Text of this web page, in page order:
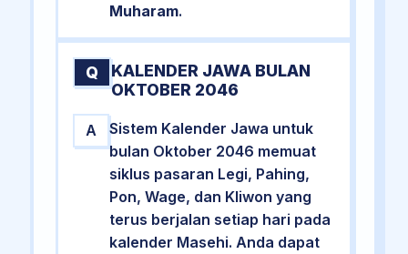
Muharam.
Q
KALENDER JAWA BULAN
OKTOBER 2046
A
Sistem Kalender Jawa untuk
bulan Oktober 2046 memuat
siklus pasaran Legi, Pahing,
Pon, Wage, dan Kliwon yang
terus berjalan setiap hari pada
kalender Masehi. Anda dapat